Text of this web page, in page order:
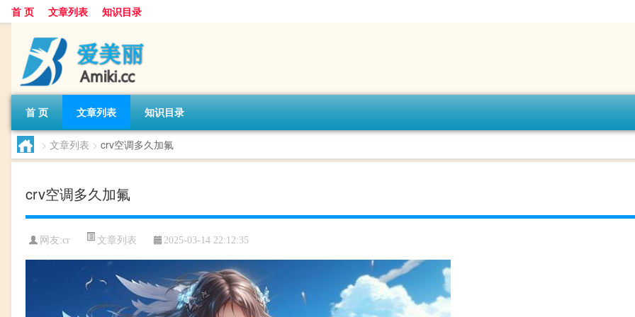
首 页 文章列表 知识目录
首 页 文章列表 知识目录
> 文章列表 > crv空调多久加氟
crv空调多久加氟
网友:cr 文章列表 2025-03-14 22:12:35